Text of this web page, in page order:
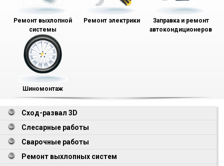
Ремонт выхлопной
системы
Ремонт электрики
Заправка и ремонт
автокондиционеров
Шиномонтаж
Сход-развал 3D
Слесарные работы
Сварочные работы
Ремонт выхлопных систем